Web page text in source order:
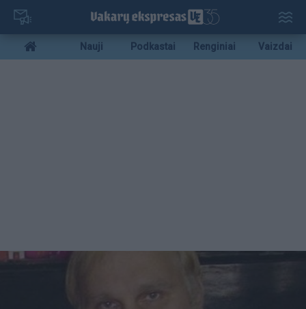
Pereiti
pagrindinį
turinį
Mobile
menu
Nauji Podkastai Renginiai Vaizdai